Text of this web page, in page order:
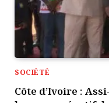
SOCIÉTÉ
Côte d’Ivoire :